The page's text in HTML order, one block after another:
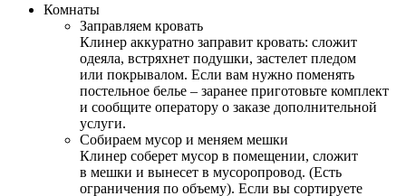
Комнаты
Заправляем кровать
Клинер аккуратно заправит кровать: сложит
одеяла, встряхнет подушки, застелет пледом
или покрывалом. Если вам нужно поменять
постельное белье – заранее приготовьте комплект
и сообщите оператору о заказе дополнительной
услуги.
Собираем мусор и меняем мешки
Клинер соберет мусор в помещении, сложит
в мешки и вынесет в мусоропровод. (Есть
ограничения по объему). Если вы сортируете